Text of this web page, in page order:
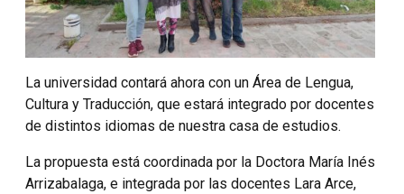
La universidad contará ahora con un Área de Lengua,
Cultura y Traducción, que estará integrado por docentes
de distintos idiomas de nuestra casa de estudios.
La propuesta está coordinada por la Doctora María Inés
Arrizabalaga, e integrada por las docentes Lara Arce,